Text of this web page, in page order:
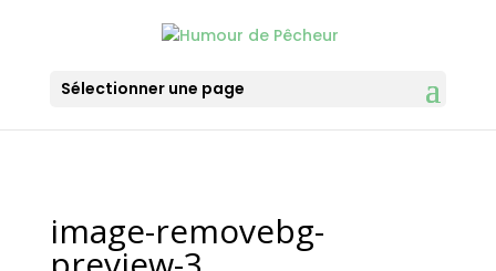
Sélectionner une page
image-removebg-